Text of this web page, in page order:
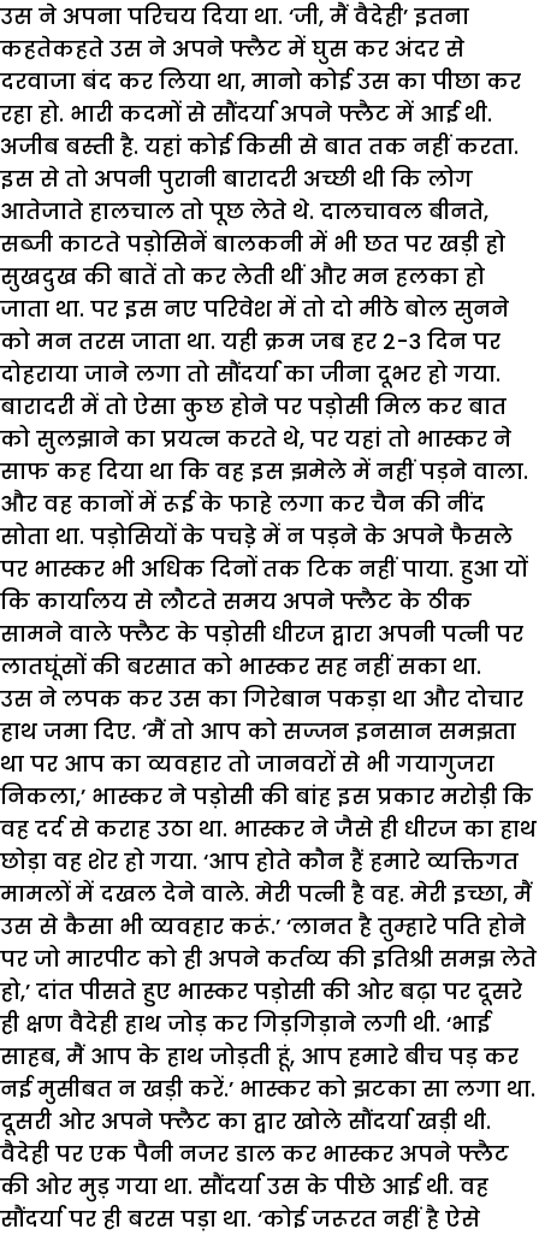
उस ने अपना परिचय दिया था. ‘जी, मैं वैदेही’ इतना
कहतेकहते उस ने अपने फ्लैट में घुस कर अंदर से
दरवाजा बंद कर लिया था, मानो कोई उस का पीछा कर
रहा हो. भारी कदमों से सौंदर्या अपने फ्लैट में आई थी.
अजीब बस्ती है. यहां कोई किसी से बात तक नहीं करता.
इस से तो अपनी पुरानी बारादरी अच्छी थी कि लोग
आतेजाते हालचाल तो पूछ लेते थे. दालचावल बीनते,
सब्जी काटते पड़ोसिनें बालकनी में भी छत पर खड़ी हो
सुखदुख की बातें तो कर लेती थीं और मन हलका हो
जाता था. पर इस नए परिवेश में तो दो मीठे बोल सुनने
को मन तरस जाता था. यही क्रम जब हर 2-3 दिन पर
दोहराया जाने लगा तो सौंदर्या का जीना दूभर हो गया.
बारादरी में तो ऐसा कुछ होने पर पड़ोसी मिल कर बात
को सुलझाने का प्रयत्न करते थे, पर यहां तो भास्कर ने
साफ कह दिया था कि वह इस झमेले में नहीं पड़ने वाला.
और वह कानों में रूई के फाहे लगा कर चैन की नींद
सोता था. पड़ोसियों के पचडे़ में न पड़ने के अपने फैसले
पर भास्कर भी अधिक दिनों तक टिक नहीं पाया. हुआ यों
कि कार्यालय से लौटते समय अपने फ्लैट के ठीक
सामने वाले फ्लैट के पड़ोसी धीरज द्वारा अपनी पत्नी पर
लातघूंसों की बरसात को भास्कर सह नहीं सका था.
उस ने लपक कर उस का गिरेबान पकड़ा था और दोचार
हाथ जमा दिए. ‘मैं तो आप को सज्जन इनसान समझता
था पर आप का व्यवहार तो जानवरों से भी गयागुजरा
निकला,’ भास्कर ने पड़ोसी की बांह इस प्रकार मरोड़ी कि
वह दर्द से कराह उठा था. भास्कर ने जैसे ही धीरज का हाथ
छोड़ा वह शेर हो गया. ‘आप होते कौन हैं हमारे व्यक्तिगत
मामलों में दखल देने वाले. मेरी पत्नी है वह. मेरी इच्छा, मैं
उस से कैसा भी व्यवहार करूं.’ ‘लानत है तुम्हारे पति होने
पर जो मारपीट को ही अपने कर्तव्य की इतिश्री समझ लेते
हो,’ दांत पीसते हुए भास्कर पड़ोसी की ओर बढ़ा पर दूसरे
ही क्षण वैदेही हाथ जोड़ कर गिड़गिड़ाने लगी थी. ‘भाई
साहब, मैं आप के हाथ जोड़ती हूं, आप हमारे बीच पड़ कर
नई मुसीबत न खड़ी करें.’ भास्कर को झटका सा लगा था.
दूसरी ओर अपने फ्लैट का द्वार खोले सौंदर्या खड़ी थी.
वैदेही पर एक पैनी नजर डाल कर भास्कर अपने फ्लैट
की ओर मुड़ गया था. सौंदर्या उस के पीछे आई थी. वह
सौंदर्या पर ही बरस पड़ा था. ‘कोई जरूरत नहीं है ऐसे